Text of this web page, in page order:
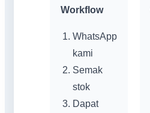
Workflow
WhatsApp
kami
Semak
stok
Dapat